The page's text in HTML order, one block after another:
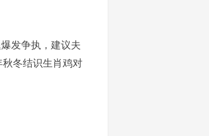
发争执，建议夫
冬结识生肖鸡对